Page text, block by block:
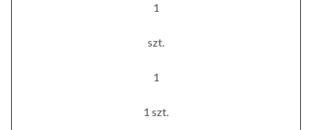
1
szt.
1
1 szt.